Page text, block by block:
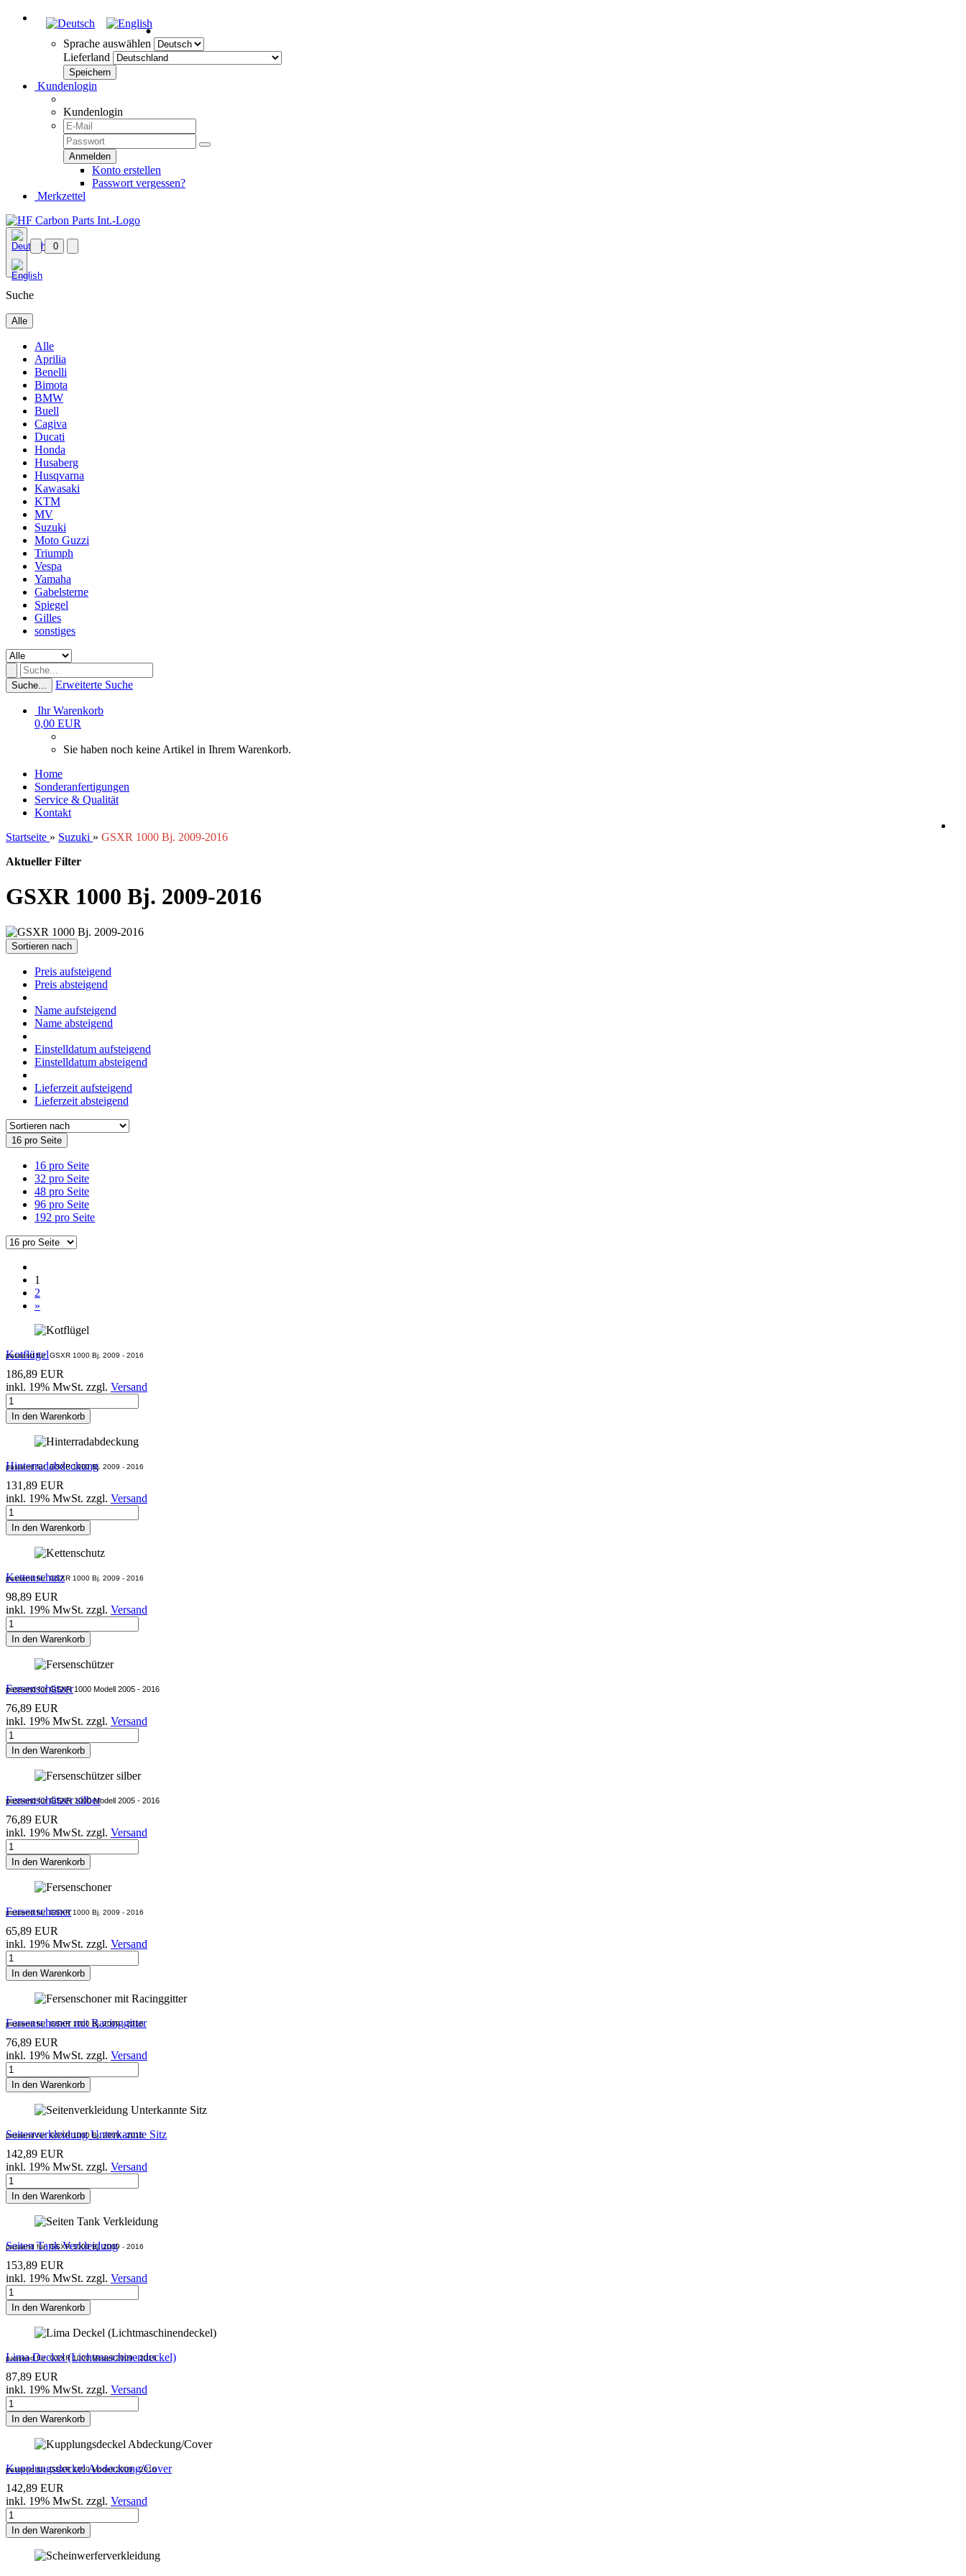
Sprache auswählen
Lieferland
Kundenlogin
Kundenlogin
Konto erstellen
Passwort vergessen?
Merkzettel
0
Suche
Alle
Alle
Aprilia
Benelli
Bimota
BMW
Buell
Cagiva
Ducati
Honda
Husaberg
Husqvarna
Kawasaki
KTM
MV
Suzuki
Moto Guzzi
Triumph
Vespa
Yamaha
Gabelsterne
Spiegel
Gilles
sonstiges
Suche... Erweiterte Suche
Ihr Warenkorb
0,00 EUR
Sie haben noch keine Artikel in Ihrem Warenkorb.
Home
Sonderanfertigungen
Service & Qualität
Kontakt
Startseite » Suzuki » GSXR 1000 Bj. 2009-2016
Aktueller Filter
GSXR 1000 Bj. 2009-2016
Sortieren nach
Preis aufsteigend
Preis absteigend
Name aufsteigend
Name absteigend
Einstelldatum aufsteigend
Einstelldatum absteigend
Lieferzeit aufsteigend
Lieferzeit absteigend
16 pro Seite
16 pro Seite
32 pro Seite
48 pro Seite
96 pro Seite
192 pro Seite
1
2
»
Kotflügel
passend für GSXR 1000 Bj. 2009 - 2016
186,89 EUR
inkl. 19% MwSt. zzgl. Versand
In den Warenkorb
Hinterradabdeckung
passend fürGSXR 1000Bj. 2009 - 2016
131,89 EUR
inkl. 19% MwSt. zzgl. Versand
In den Warenkorb
Kettenschutz
passend fürGSXR 1000 Bj. 2009 - 2016
98,89 EUR
inkl. 19% MwSt. zzgl. Versand
In den Warenkorb
Fersenschützer
passend für GSXR 1000 Modell 2005 - 2016
76,89 EUR
inkl. 19% MwSt. zzgl. Versand
In den Warenkorb
Fersenschützer silber
passend für GSXR 1000 Modell 2005 - 2016
76,89 EUR
inkl. 19% MwSt. zzgl. Versand
In den Warenkorb
Fersenschoner
passend fürGSXR 1000 Bj. 2009 - 2016
65,89 EUR
inkl. 19% MwSt. zzgl. Versand
In den Warenkorb
Fersenschoner mit Racinggitter
passend fürGSXR 1000 Bj. 2009 - 2016
76,89 EUR
inkl. 19% MwSt. zzgl. Versand
In den Warenkorb
Seitenverkleidung Unterkannte Sitz
passend fürGSXR 1000Bj. 2009 - 2016
142,89 EUR
inkl. 19% MwSt. zzgl. Versand
In den Warenkorb
Seiten Tank Verkleidung
passend fürGSXR 1000Bj. 2009 - 2016
153,89 EUR
inkl. 19% MwSt. zzgl. Versand
In den Warenkorb
Lima Deckel (Lichtmaschinendeckel)
passend fürGSXR 1000Modell 2009 - 2016
87,89 EUR
inkl. 19% MwSt. zzgl. Versand
In den Warenkorb
Kupplungsdeckel Abdeckung/Cover
passend fürGSXR 1000Modell 2009 - 2016
142,89 EUR
inkl. 19% MwSt. zzgl. Versand
In den Warenkorb